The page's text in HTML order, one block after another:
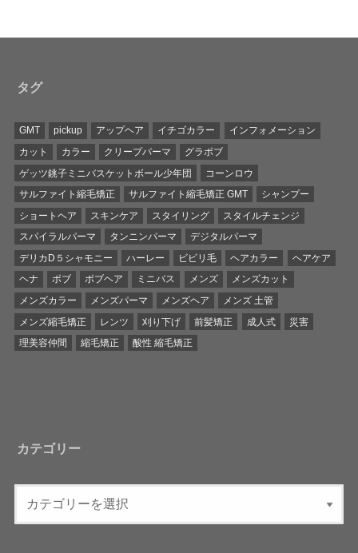
タグ
GMT pickup アップヘア イチゴカラー
インフォメーション
カット
カラー クリープパーマ
グラボブ
ゲッツ銚子ミニバスケットボール少年団
コーンロウ
サルファイト縮毛矯正
サルファイト縮毛矯正 GMT
シャンプー
ショートヘア
スキンケア スタイリング
スタイルチェンジ
スパイラルパーマ
タンニンパーマ
デジタルパーマ
デリカD５シャモニー
ハーレー ビビリ毛 ヘアカラー
ヘアケア
ヘナ
ボブ ボブヘア ミニバス メンズ
メンズカット
メンズカラー
メンズパーマ メンズヘア
メンズ 土管
メンズ縮毛矯正
レンツ 刈り下げ 前髪矯正 成人式
災害
理美容仲間
縮毛矯正 酸性 縮毛矯正
カテゴリー